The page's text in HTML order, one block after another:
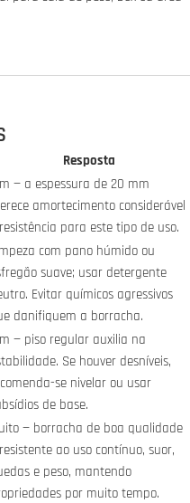
Resposta
— a espessura de 20 mm
amortecimento considerável
para este tipo de uso.
com pano húmido ou
suave; usar detergente
Evitar químicos agressivos
danifiquem a borracha.
— piso regular auxilia na
Se houver desníveis,
se nivelar ou usar
de base.
— borracha de boa qualidade
ao uso contínuo, suor,
e peso, mantendo
por muito tempo.